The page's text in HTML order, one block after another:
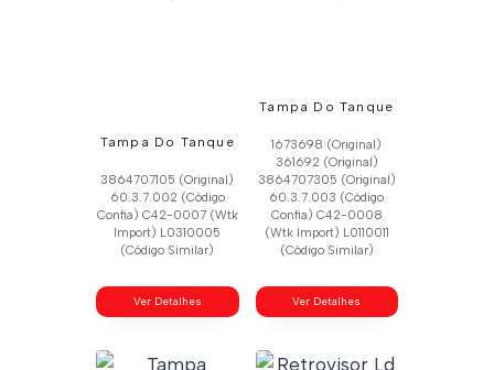
Tampa Do Tanque
3864707105 (Original)
60.3.7.002 (Código
Confia) C42-0007 (Wtk
Import) L0310005
(Código Similar)
Ver Detalhes
Tampa Do Tanque
1673698 (Original)
361692 (Original)
3864707305 (Original)
60.3.7.003 (Código
Confia) C42-0008
(Wtk Import) L0110011
(Código Similar)
Ver Detalhes